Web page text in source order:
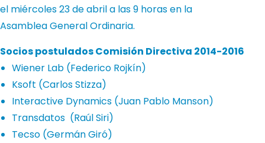
el miércoles 23 de abril a las 9 horas en la
Asamblea General Ordinaria.
Socios postulados Comisión Directiva 2014-2016
Wiener Lab (Federico Rojkín)
Ksoft (Carlos Stizza)
Interactive Dynamics (Juan Pablo Manson)
Transdatos (Raúl Siri)
Tecso (Germán Giró)